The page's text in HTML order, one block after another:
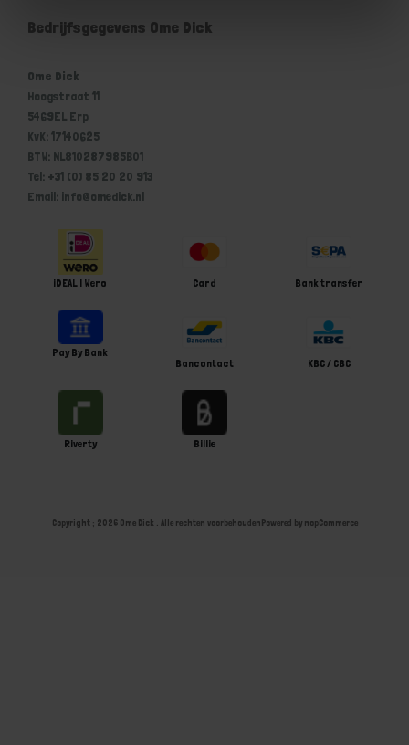
Bedrijfsgegevens Ome Dick
Ome Dick
Hoogstraat 11
5469EL Erp
KvK: 17140625
BTW: NL810287985B01
Tel: +31 (0) 85 20 20 913
Email: info@omedick.nl
iDEAL | Wero Card Bank transfer
Pay By Bank
Bancontact
KBC / CBC
Riverty Billie
Copyright ; 2026 Ome Dick . Alle rechten voorbehoudenPowered by nopCommerce